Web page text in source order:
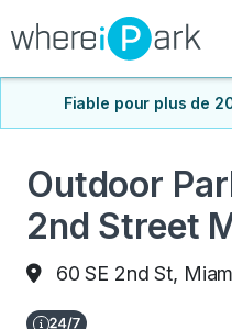
Fiable pour plus de
Outdoor
2nd Street
60 SE 2nd St,